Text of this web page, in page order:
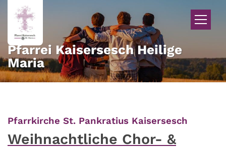
Zum Inhalt springen
Pfarrei Kaisersesch Heilige
Maria
Pfarrkirche St. Pankratius Kaisersesch
Weihnachtliche Chor- &